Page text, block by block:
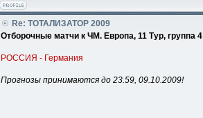
Re: ТОТАЛИЗАТОР 2009
Отборочные матчи к ЧМ. Европа, 11 Тур, группа 4
РОССИЯ - Германия
Прогнозы принимаются до 23.59, 09.10.2009!